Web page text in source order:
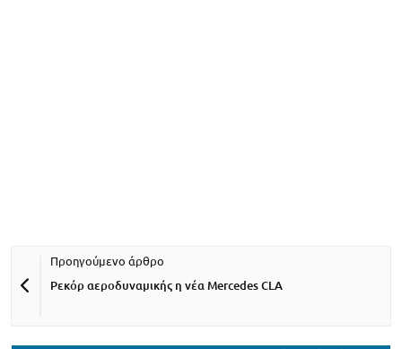
Ρεκόρ αεροδυναμικής η νέα Mercedes CLA